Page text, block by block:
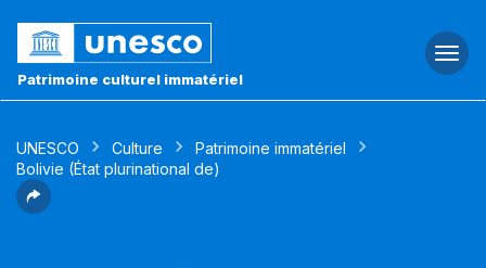
Patrimoine culturel immatériel
UNESCO Culture
Patrimoine immatériel
Bolivie (État plurinational de)